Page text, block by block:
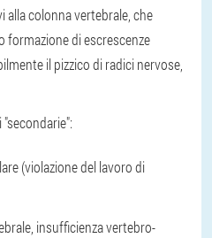
alla colonna vertebrale, che
formazione di escrescenze
il pizzico di radici nervose,
(violazione del lavoro di
insufficienza vertebro-